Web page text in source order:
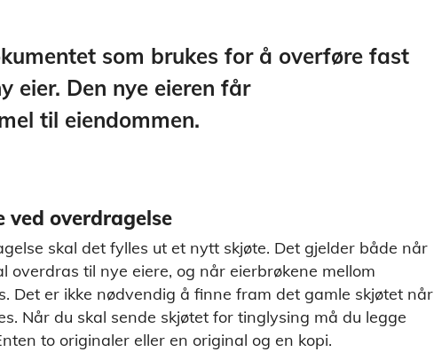
som brukes for å overføre fast
eier. Den nye eieren får
til eiendommen.
overdragelse
skal det fylles ut et nytt skjøte. Det gjelder både når
overdras til nye eiere, og når eierbrøkene mellom
Det er ikke nødvendig å finne fram det gamle skjøtet når
Når du skal sende skjøtet for tinglysing må du legge
to originaler eller en original og en kopi.